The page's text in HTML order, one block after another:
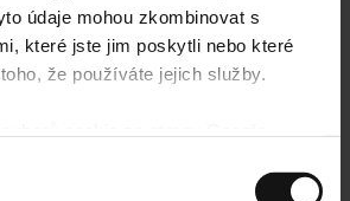
údaje mohou zkombinovat s
které jste jim poskytli nebo které
že používáte jejich služby.